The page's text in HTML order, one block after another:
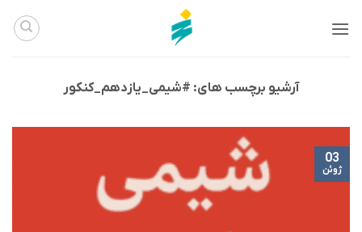
آرشیو برچسب های: #شیمی_یازدهم_کنکور
03
ژوئن